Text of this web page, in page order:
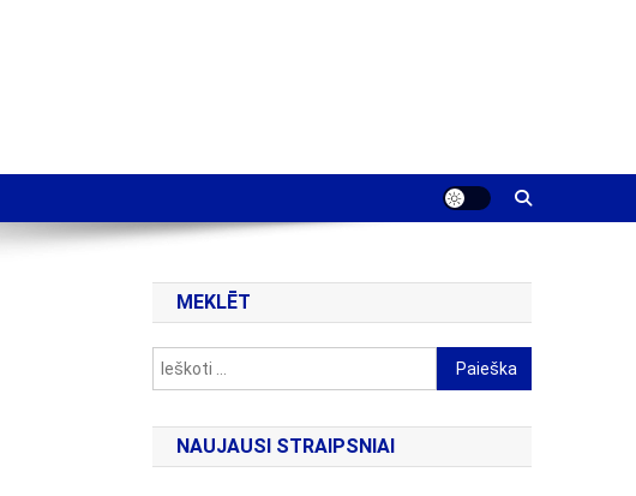
MEKLĒT
Ieškoti:
NAUJAUSI STRAIPSNIAI